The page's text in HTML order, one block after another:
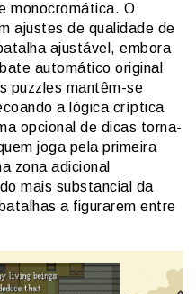
monocromática. O
ajustes de qualidade de
ajustável, embora
automático original
puzzles mantêm-se
a lógica críptica
opcional de dicas torna-
joga pela primeira
zona adicional
mais substancial da
a figurarem entre